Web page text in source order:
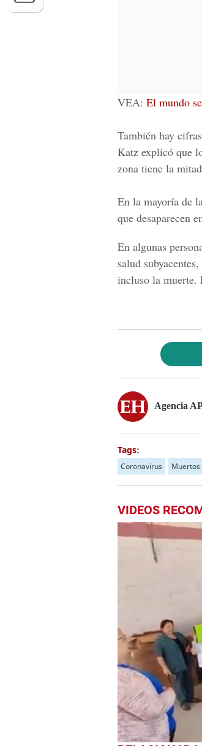
VEA: El mundo
También hay
Katz explicó que
zona tiene la
En la mayoría de
que desaparecen
En algunas
salud
incluso la muerte.
Agencia
Tags:
Coronavirus
VIDEOS